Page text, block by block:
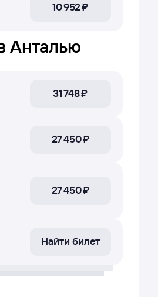
10 ⁠952 ⁠₽
Анталью
31 ⁠748 ⁠₽
27 ⁠450 ⁠₽
27 ⁠450 ⁠₽
Найти билет